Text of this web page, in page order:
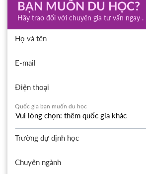
BẠN MUỐN DU HỌC?
Hãy trao đổi với chuyên gia tư vấn ngay .
Họ và tên
E-mail
Điện thoại
Quốc gia bạn muốn du học
Trường dự định học
Chuyên ngành